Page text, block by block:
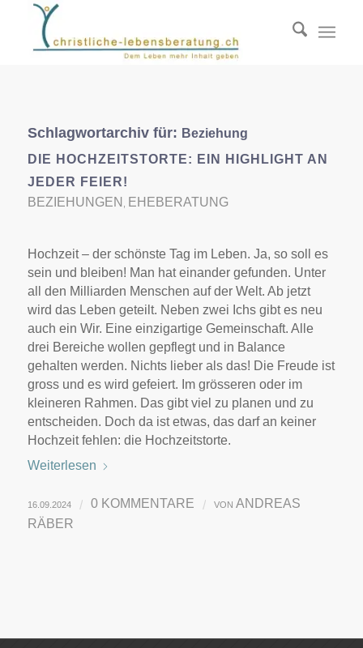
Schlagwortarchiv für: Beziehung
DIE HOCHZEITSTORTE: EIN HIGHLIGHT AN
JEDER FEIER!
BEZIEHUNGEN
EHEBERATUNG
Hochzeit – der schönste Tag im Leben. Ja, so soll es
sein und bleiben! Man hat einander gefunden. Unter
all den Milliarden Menschen auf der Welt. Ab jetzt
wird das Leben geteilt. Neben zwei Ichs gibt es neu
auch ein Wir. Eine einzigartige Gemeinschaft. Alle
drei Bereiche wollen gepflegt und in Balance
gehalten werden. Nichts lieber als das! Die Freude ist
gross und es wird gefeiert. Im grösseren oder im
kleineren Rahmen. Das gibt viel zu planen und zu
entscheiden. Doch da ist etwas, das darf an keiner
Hochzeit fehlen: die Hochzeitstorte.
Weiterlesen
16.09.2024 / 0 KOMMENTARE / VON ANDREAS
RÄBER